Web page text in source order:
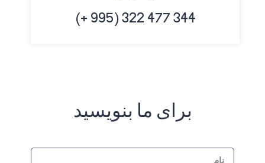
(+ 995) 322 477 344
برای ما بنویسید